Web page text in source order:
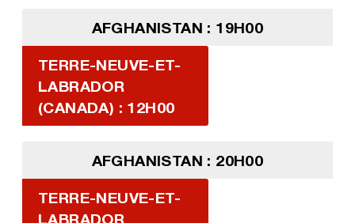
AFGHANISTAN : 19H00
TERRE-NEUVE-ET-
LABRADOR
(CANADA) : 12H00
AFGHANISTAN : 20H00
TERRE-NEUVE-ET-
LABRADOR